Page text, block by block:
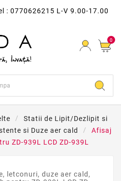
: 0770626215 L-V 9.00-17.00
0
Statii de Lipit/Dezlipit si
si Duze aer cald
Afisaj
ZD-939L LCD ZD-939L